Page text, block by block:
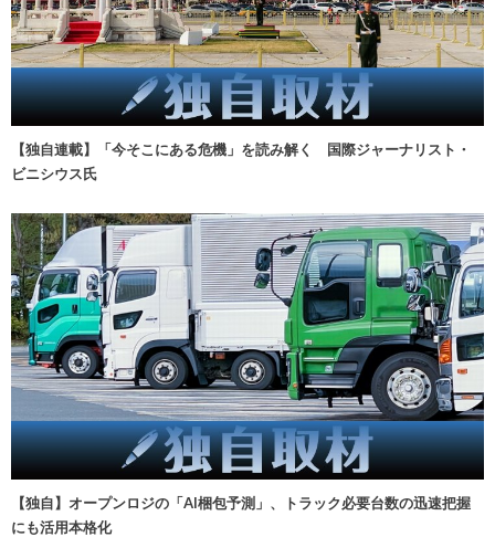
【独自連載】「今そこにある危機」を読み解く 国際ジャーナリスト・
ビニシウス氏
【独自】オープンロジの「AI梱包予測」、トラック必要台数の迅速把握
にも活用本格化